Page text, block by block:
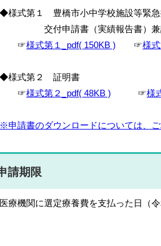
式第１ 豊橋市小中学校施設等緊急
付申請書（実績報告書）兼
様式第１_pdf( 150KB ) ☞様
式第２ 証明書
様式第２_pdf( 48KB ) ☞様
※申請書のダウンロードについては、
請期限
療機関に選定療養費を支払った日（